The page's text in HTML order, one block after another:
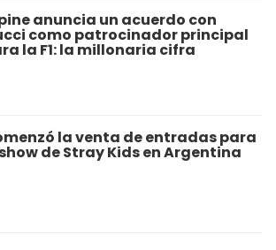
anuncia un acuerdo con
como patrocinador principal
la F1: la millonaria cifra
la venta de entradas para
de Stray Kids en Argentina